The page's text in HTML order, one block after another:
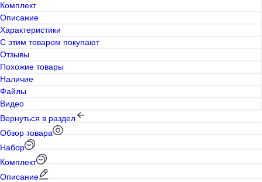
Комплект
Описание
Характеристики
С этим товаром покупают
Отзывы
Похожие товары
Наличие
Файлы
Видео
Вернуться в раздел
Обзор товара
Набор
Комплект
Описание